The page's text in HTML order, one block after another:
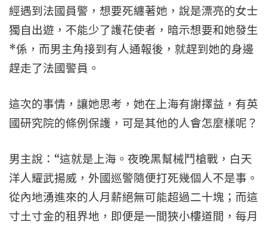
經遇到法國員警，想要死纏著她，說是漂亮的女士
獨自出遊，不能少了護花使者，暗示想要和她發生
*係，而男主角接到有人通報後，就趕到她的身邊
趕走了法國警員。
這次的事情，讓她思考，她在上海有謝擇益，有英
國研究院的條例保護，可是其他的人會怎麼樣呢？
男主說：“這就是上海。夜晚黑幫械鬥槍戰，白天
洋人耀武揚威，外國巡警隨便打死幾個人不是事。
從內地湧進來的人月薪絕無可能超過二十塊；而這
寸土寸金的租界地，即便是一間狹小樓道間，每月